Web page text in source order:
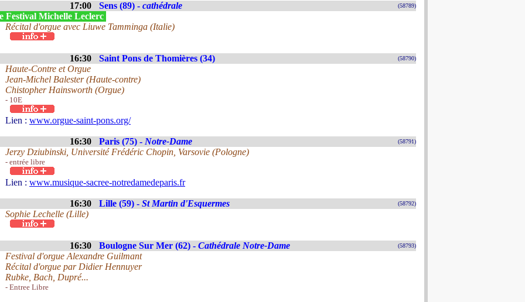
17:00 Sens (89) - cathédrale (58789)
Festival Michelle Leclerc
Récital d'orgue avec Liuwe Tamminga (Italie)
16:30 Saint Pons de Thomières (34) (58790)
Haute-Contre et Orgue
Jean-Michel Balester (Haute-contre)
Chistopher Hainsworth (Orgue)
- 10E
Lien : www.orgue-saint-pons.org/
16:30 Paris (75) - Notre-Dame (58791)
Jerzy Dziubinski, Université Frédéric Chopin, Varsovie (Pologne)
- entrée libre
Lien : www.musique-sacree-notredamedeparis.fr
16:30 Lille (59) - St Martin d'Esquermes (58792)
Sophie Lechelle (Lille)
16:30 Boulogne Sur Mer (62) - Cathédrale Notre-Dame (58793)
Festival d'orgue Alexandre Guilmant
Récital d'orgue par Didier Hennuyer
Rubke, Bach, Dupré...
- Entree Libre